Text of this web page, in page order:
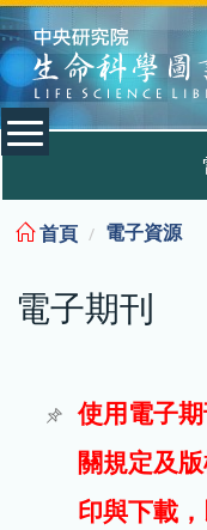
:::
首頁 電子資源
電子期刊
使用電子
關規定及
印與下載